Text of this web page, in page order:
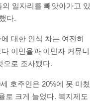
의 일자리를 빼앗아가고 있
다.
대한 인식 차는 여전히
이민율과 이민자 커뮤니
으로 조사됐다.
호주인은 20%에 못 미쳤
로 크게 늘었다. 복지제도